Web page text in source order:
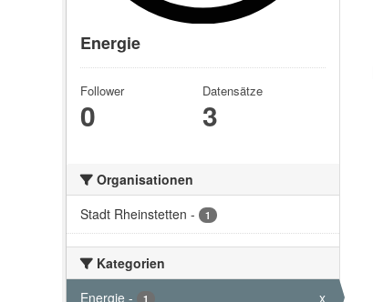
Energie
Follower
0
Datensätze
3
Organisationen
Stadt Rheinstetten - 1
Kategorien
Energie - 1 x